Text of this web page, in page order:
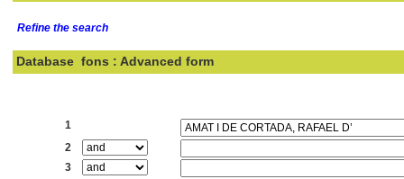
Refine the search
Database fons : Advanced form
1
2
3